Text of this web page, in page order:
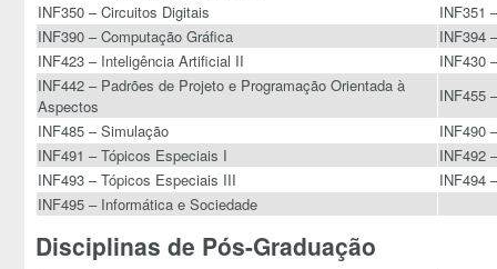
INF350 – Circuitos Digitais
INF351
INF390 – Computação Gráfica
INF394
INF423 – Inteligência Artificial II
INF430
INF442 – Padrões de Projeto e Programação Orientada à
Aspectos
INF455
INF485 – Simulação
INF490
INF491 – Tópicos Especiais I
INF492
INF493 – Tópicos Especiais III
INF494
INF495 – Informática e Sociedade
Disciplinas de Pós-Graduação